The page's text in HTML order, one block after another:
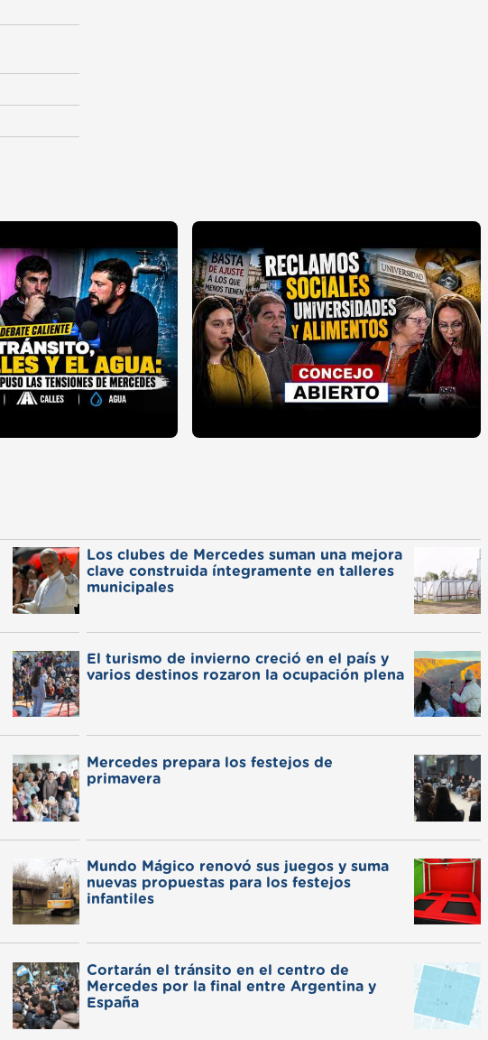
Los clubes de Mercedes suman una mejora
clave construida íntegramente en talleres
municipales
El turismo de invierno creció en el país y
varios destinos rozaron la ocupación plena
Mercedes prepara los festejos de
primavera
Mundo Mágico renovó sus juegos y suma
nuevas propuestas para los festejos
infantiles
Cortarán el tránsito en el centro de
Mercedes por la final entre Argentina y
España